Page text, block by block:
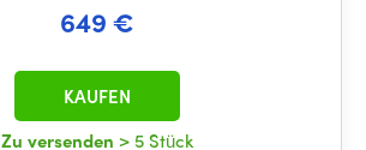
649 €
Zu versenden > 5 Stück
KAUFEN